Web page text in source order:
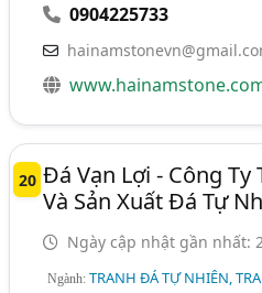
0904225733
20 Đá Vạn Lợi - Công
Và Sản Xuất Đá Tự
Ngày cập nhật gần nhất:
Ngành:TRANH ĐÁ TỰ NHIÊN,